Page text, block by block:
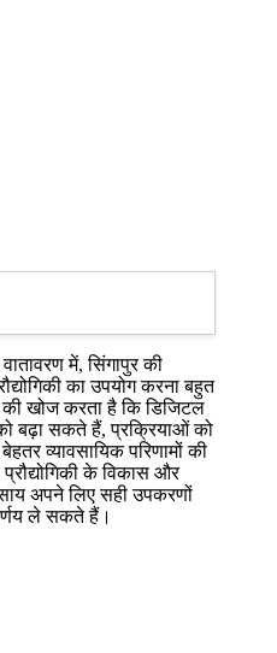
में, सिंगापुर की
का उपयोग करना बहुत
खोज करता है कि डिजिटल
बढ़ा सकते हैं, प्रक्रियाओं को
व्यावसायिक परिणामों की
के विकास और
अपने लिए सही उपकरणों
ले सकते हैं।